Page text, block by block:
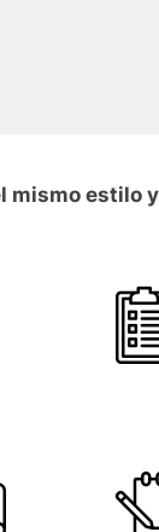
mismo estilo